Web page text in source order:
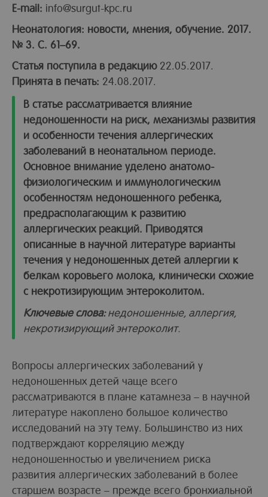
E-mail: info@surgut-kpc.ru
Неонатология: новости, мнения, обучение. 2017.
№ 3. С. 61–69.
Статья поступила в редакцию22.05.2017.
Принята в печать: 24.08.2017.
В статье рассматривается влияние
недоношенности на риск, механизмы развития
и особенности течения аллергических
заболеваний в неонатальном периоде.
Основное внимание уделено анатомо-
физиологическим и иммунологическим
особенностям недоношенного ребенка,
предрасполагающим к развитию
аллергических реакций. Приводятся
описанные в научной литературе варианты
течения у недоношенных детей аллергии к
белкам коровьего молока, клинически схожие
с некротизирующим энтероколитом.
Ключевые слова:недоношенные, аллергия,
некротизирующий энтероколит.
Вопросы аллергических заболеваний у
недоношенных детей чаще всего
рассматриваются в плане катамнеза – в научной
литературе накоплено большое количество
исследований на эту тему. Большинство из них
подтверждают корреляцию между
недоношенностью и увеличением риска
развития аллергических заболеваний в более
старшем возрасте – прежде всего бронхиальной